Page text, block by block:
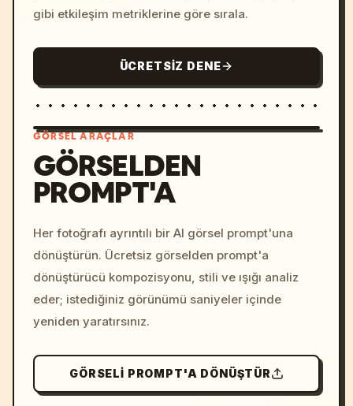
gibi etkileşim metriklerine göre sırala.
ÜCRETSIZ DENE
colors, 8k --v 6.0
GÖRSEL ARAÇLAR
GÖRSELDEN
PROMPT'A
Her fotoğrafı ayrıntılı bir AI görsel prompt'una
dönüştürün. Ücretsiz görselden prompt'a
dönüştürücü kompozisyonu, stili ve ışığı analiz
eder; istediğiniz görünümü saniyeler içinde
yeniden yaratırsınız.
GÖRSELI PROMPT'A DÖNÜŞTÜR